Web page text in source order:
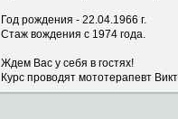
Год рождения -
Стаж вождения с
Ждем Вас у себя в гостях!
Курс проводят мототерапевт